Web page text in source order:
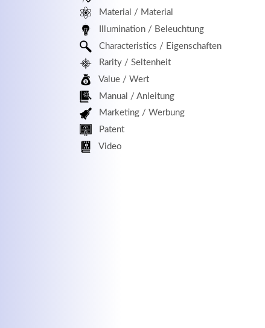
Material / Material
Illumination / Beleuchtung
Characteristics / Eigenschaften
Rarity / Seltenheit
Value / Wert
Manual / Anleitung
Marketing / Werbung
Patent
Video
MEHR INFOS
Kontaktdaten